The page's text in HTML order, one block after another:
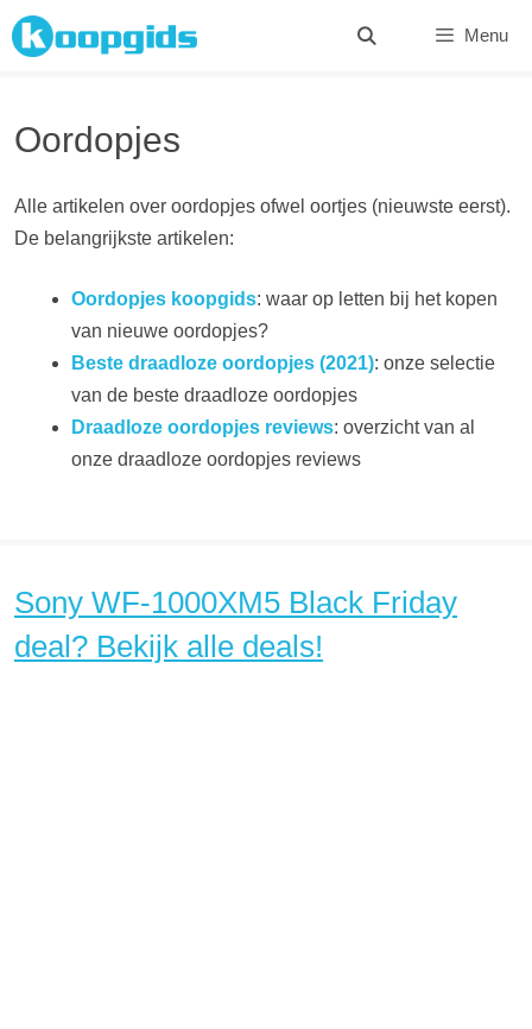
Spring
naar
Menu
Oordopjes
Alle artikelen over oordopjes ofwel oortjes (nieuwste eerst).
De belangrijkste artikelen:
Oordopjes koopgids: waar op letten bij het kopen
van nieuwe oordopjes?
Beste draadloze oordopjes (2021): onze selectie
van de beste draadloze oordopjes
Draadloze oordopjes reviews: overzicht van al
onze draadloze oordopjes reviews
Sony WF-1000XM5 Black Friday
deal? Bekijk alle deals!